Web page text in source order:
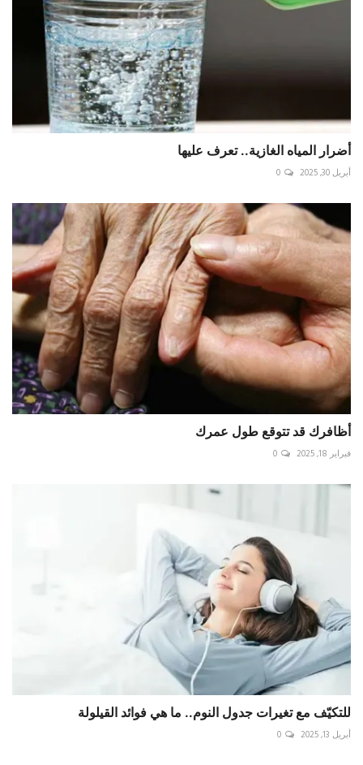
أضرار المياه الغازية.. تعرف عليها
أبريل 30, 2025 0
أظافرك قد تتوقع طول عمرك
فبراير 18, 2025 0
للتكيّف مع تغيرات جدول النوم.. ما هي فوائد القيلولة
أبريل 13, 2025 0